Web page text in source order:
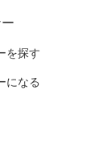
を探す
になる